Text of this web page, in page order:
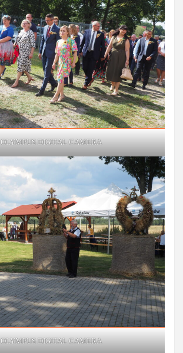
OLYMPUS DIGITAL CAMERA
OLYMPUS DIGITAL CAMERA